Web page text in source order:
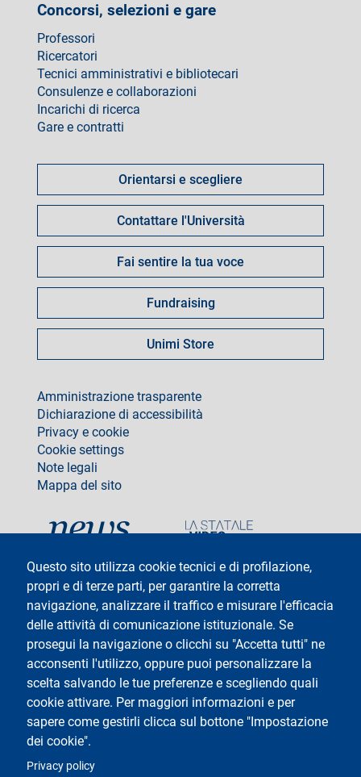
Questo sito utilizza cookie tecnici e di profilazione,
propri e di terze parti, per garantire la corretta
navigazione, analizzare il traffico e misurare l'efficacia
delle attività di comunicazione istituzionale. Se
prosegui la navigazione o clicchi su "Accetta tutti" ne
acconsenti l'utilizzo, oppure puoi personalizzare la
scelta salvando le tue preferenze e scegliendo quali
cookie attivare. Per maggiori informazioni e per
sapere come gestirli clicca sul bottone "Impostazione
dei cookie".
Privacy policy
Concorsi, selezioni e gare
Professori
Ricercatori
Tecnici amministrativi e bibliotecari
Consulenze e collaborazioni
Incarichi di ricerca
Gare e contratti
fare
Orientarsi e scegliere
Contattare l'Università
Fai sentire la tua voce
Fundraising
Unimi Store
footer
Amministrazione trasparente
Dichiarazione di accessibilità
Privacy e cookie
Cookie settings
Note legali
Mappa del sito
Testo
Università degli Studi di Milano
Via Festa del Perdono 7 - 20122 Milano
Tel: +39 02 5032 5032
InformaStudenti
Posta Elettronica Certificata
C.F. 80012650158 - P.I. 03064870151
Codice LEI
social
Logo